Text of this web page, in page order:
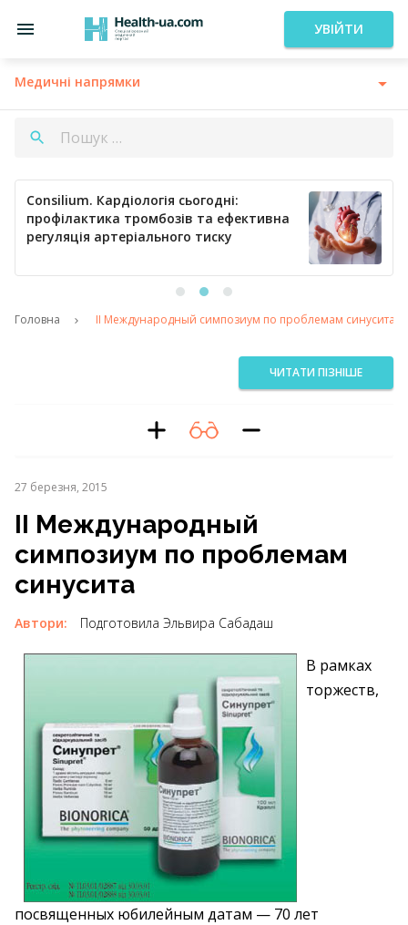
УВІЙТИ
Медичні напрямки
Consilium. Кардіологія сьогодні:
профілактика тромбозів та ефективна
регуляція артеріального тиску
Головна ІІ Международный симпозиум по проблемам синусита
ЧИТАТИ ПІЗНІШЕ
27 березня, 2015
ІІ Международный
симпозиум по проблемам
синусита
Автори: Подготовила Эльвира Сабадаш
В рамках
торжеств,
посвященных юбилейным датам — 70 лет